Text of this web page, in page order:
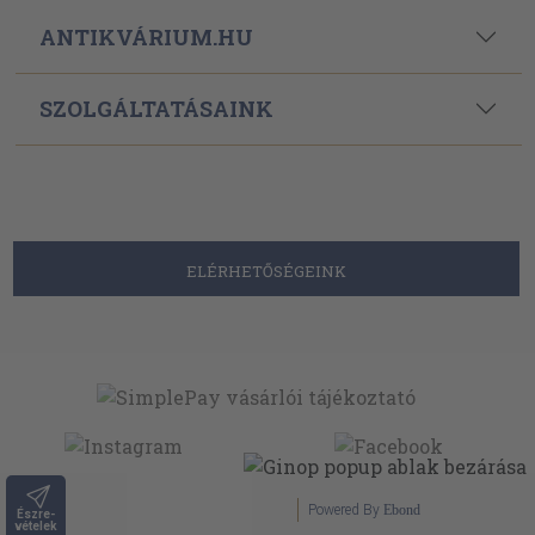
Észre-
vételek
ANTIKVÁRIUM.HU
SZOLGÁLTATÁSAINK
ELÉRHETŐSÉGEINK
Powered By Ebond